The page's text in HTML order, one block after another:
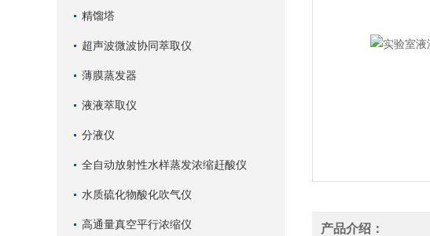
产品介绍：
精馏塔
超声波微波协同萃取仪
薄膜蒸发器
液液萃取仪
分液仪
全自动放射性水样蒸发浓缩赶酸仪
水质硫化物酸化吹气仪
高通量真空平行浓缩仪